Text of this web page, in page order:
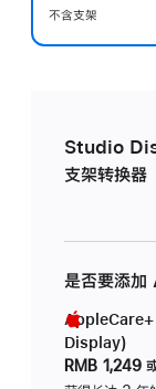
不含支架
Studio
支架转换器
是否要添
AppleCare+
Display)
RMB 1,249